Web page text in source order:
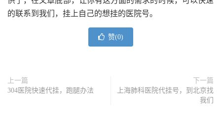
的联系到我们，挂上自己的想挂的医院号。
赞(0)
上一篇
304医院快速代挂，跑腿办法
下一篇
上海肺科医院代挂号，到北京找
我们